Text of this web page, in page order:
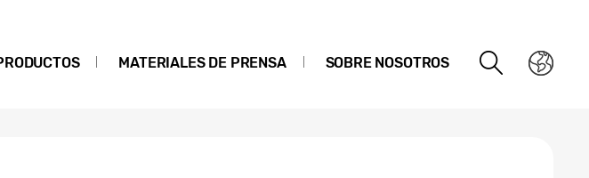
MATERIALES DE PRENSA SOBRE NOSOTROS